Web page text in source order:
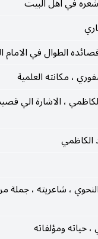
الطوال في
، مكانته العلمية
، الاشارة الي
الكاظمي
، شاعريته ، جملة
حياته ومؤلفاته
ابن